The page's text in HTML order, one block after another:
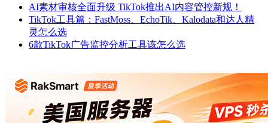
AI素材审核全面升级 TikTok推出AI内容管控新规！
TikTok工具篇：FastMoss、EchoTik、Kalodata和达人精
灵怎么选
6款TikTok广告监控分析工具该怎么选